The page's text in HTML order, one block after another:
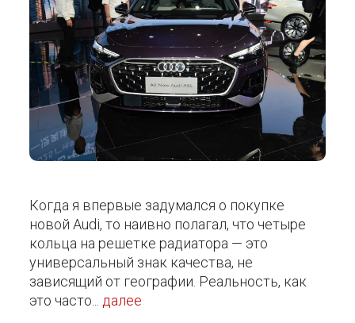
Когда я впервые задумался о покупке
новой Audi, то наивно полагал, что четыре
кольца на решетке радиатора — это
универсальный знак качества, не
зависящий от географии. Реальность, как
это часто... далее